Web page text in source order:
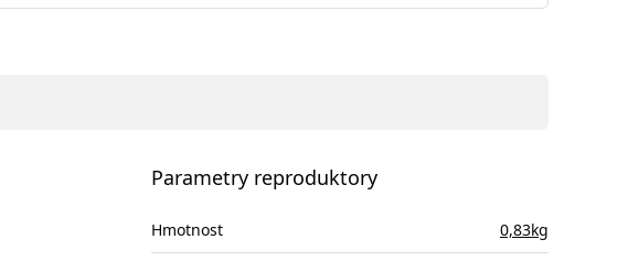
Parametry reproduktory
Hmotnost 0,83kg